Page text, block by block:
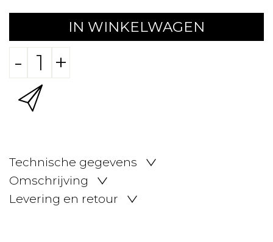
IN WINKELWAGEN
- +
Technische gegevens
Omschrijving
Levering en retour